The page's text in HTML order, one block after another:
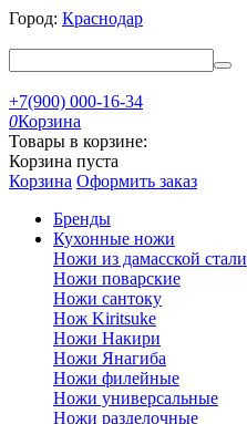
Город: Краснодар
+7(900) 000-16-34
0Корзина
Товары в корзине:
Корзина пуста
Корзина Оформить заказ
Бренды
Кухонные ножи
Ножи из дамасской стали
Ножи поварские
Ножи сантоку
Нож Kiritsuke
Ножи Накири
Ножи Янагиба
Ножи филейные
Ножи универсальные
Ножи разделочные